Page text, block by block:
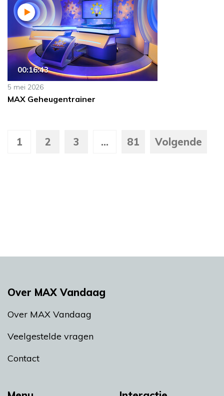
00:16:43
5 mei 2026
MAX Geheugentrainer
1 2 3 ... 81 Volgende
Over MAX Vandaag
Over MAX Vandaag
Veelgestelde vragen
Contact